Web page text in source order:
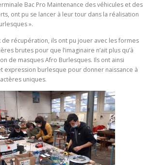
Bac Pro Maintenance des véhicules et des
ont pu se lancer à leur tour dans la réalisation
».
récupération, ils ont pu jouer avec les formes
brutes pour que l’imaginaire n’ait plus qu’à
de masques Afro Burlesques. Ils ont ainsi
expression burlesque pour donner naissance à
uniques.